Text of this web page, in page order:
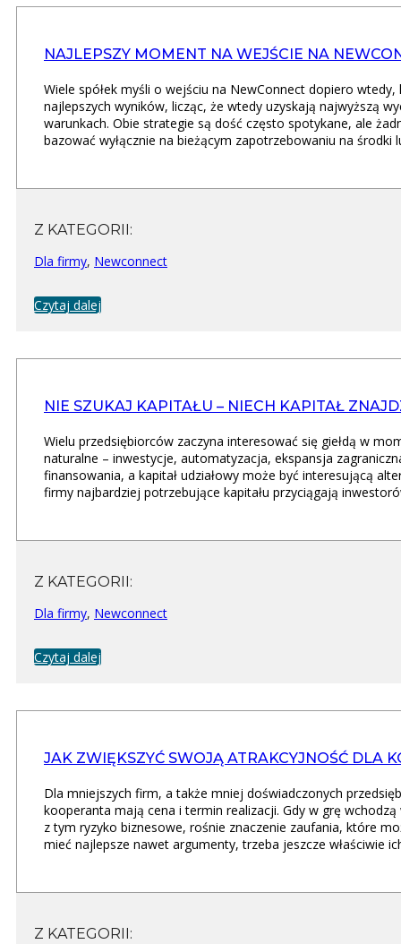
NAJLEPSZY MOMENT NA WEJŚCIE NA
Wiele spółek myśli o wejściu na NewConnect dopiero
najlepszych wyników, licząc, że wtedy uzyskają najwyższą
warunkach. Obie strategie są dość często spotykane, ale
bazować wyłącznie na bieżącym zapotrzebowaniu na
Z KATEGORII:
Dla firmy, Newconnect
Czytaj dalej
NIE SZUKAJ KAPITAŁU – NIECH KAPITAŁ
Wielu przedsiębiorców zaczyna interesować się giełdą w
naturalne – inwestycje, automatyzacja, ekspansja
finansowania, a kapitał udziałowy może być interesującą
firmy najbardziej potrzebujące kapitału przyciągają
Z KATEGORII:
Dla firmy, Newconnect
Czytaj dalej
JAK ZWIĘKSZYĆ SWOJĄ ATRAKCYJNOŚĆ DLA
Dla mniejszych firm, a także mniej doświadczonych
kooperanta mają cena i termin realizacji. Gdy w grę
z tym ryzyko biznesowe, rośnie znaczenie zaufania, które
mieć najlepsze nawet argumenty, trzeba jeszcze właściwie
Z KATEGORII: